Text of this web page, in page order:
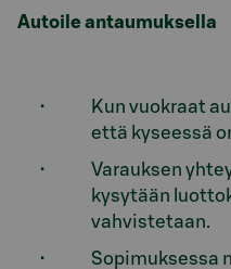
Autoile antaumuksella
Kun vuokraat
että kyseessä
Varauksen
kysytään
vahvistetaan.
Sopimuksessa